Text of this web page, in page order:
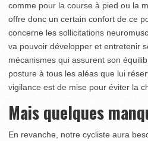
comme pour la course à pied ou la
offre donc un certain confort de ce
concerne les sollicitations
va pouvoir développer et entretenir
mécanismes qui assurent son
posture à tous les aléas que lui
vigilance est de mise pour éviter la
Mais quelques
En revanche, notre cycliste aura